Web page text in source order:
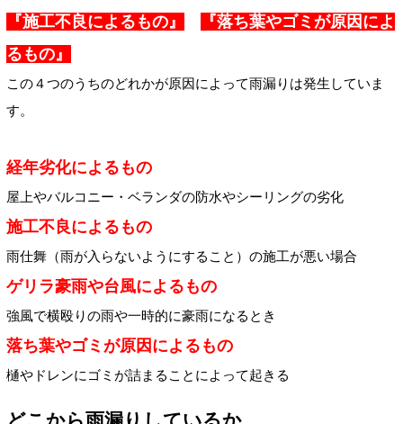
『施工不良によるもの』
『落ち葉やゴミが原因によ
るもの』
この４つのうちのどれかが原因によって雨漏りは発生していま
す。
経年劣化によるもの
屋上やバルコニー・ベランダの防水やシーリングの劣化
施工不良によるもの
雨仕舞（雨が入らないようにすること）の施工が悪い場合
ゲリラ豪雨や台風によるもの
強風で横殴りの雨や一時的に豪雨になるとき
落ち葉やゴミが原因によるもの
樋やドレンにゴミが詰まることによって起きる
どこから雨漏りしているか